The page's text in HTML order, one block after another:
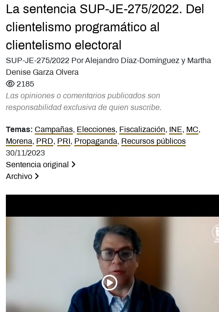
La sentencia SUP-JE-275/2022. Del
clientelismo programático al
clientelismo electoral
SUP-JE-275/2022 Por Alejandro Díaz-Domínguez y Martha
Denise Garza Olvera
2185
Las opiniones o comentarios publicados son
responsabilidad exclusiva de quien suscribe.
Temas: Campañas, Elecciones, Fiscalización, INE , MC,
Morena, PRD, PRI , Propaganda, Recursos públicos
30/11/2023
Sentencia original
Archivo